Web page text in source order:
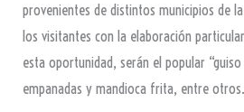
provenientes de distintos municipios de
los visitantes con la elaboración
esta oportunidad, serán el popular
empanadas y mandioca frita, entre otros.